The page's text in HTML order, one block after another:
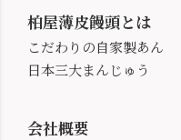
柏屋薄皮饅頭とは
こだわりの自家製あん
日本三大まんじゅう
会社概要